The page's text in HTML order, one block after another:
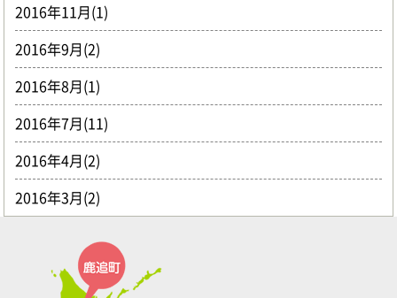
2016年11月(1)
2016年9月(2)
2016年8月(1)
2016年7月(11)
2016年4月(2)
2016年3月(2)